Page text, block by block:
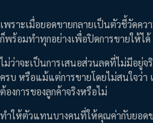
เพราะเมื่อยอดขายกลายเป็นตัวชี้วัดค
ก็พร้อมทำทุกอย่างเพื่อปิดการขายให้ได้
ไม่ว่าจะเป็นการเสนอส่วนลดที่ไม่มีอยู่จ
ครบ หรือแม้แต่การขายโดยไม่สนใจว่
ต้องการของลูกค้าจริงหรือไม่
ทำให้ตัวแทนบางคนที่ให้คุณค่ากับยอดข